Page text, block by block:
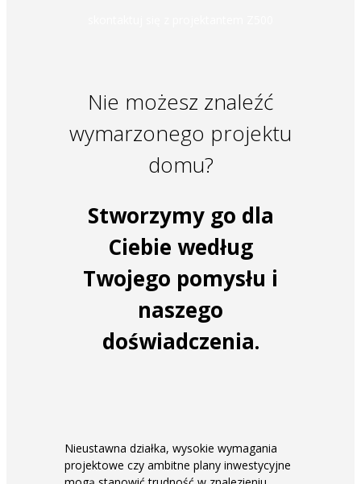
Nie możesz znaleźć
wymarzonego projektu
domu?
Stworzymy go dla
Ciebie według
Twojego pomysłu i
naszego
doświadczenia.
Nieustawna działka, wysokie wymagania
projektowe czy ambitne plany inwestycyjne